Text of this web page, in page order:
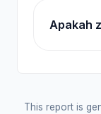
Apakah
This report is